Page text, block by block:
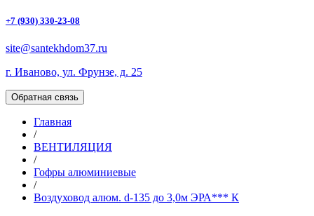
+7 (930) 330-23-08
site@santekhdom37.ru
г. Иваново, ул. Фрунзе, д. 25
Обратная связь
Главная
/
ВЕНТИЛЯЦИЯ
/
Гофры алюминиевые
/
Воздуховод алюм. d-135 до 3,0м ЭРА*** К